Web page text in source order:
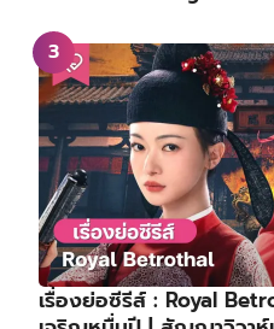
สรุปผลงานประกาศรางวั
Awards ⋯ คิมโกอึน คว้า